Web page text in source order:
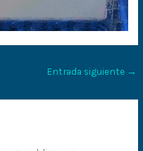
Entrada siguiente →